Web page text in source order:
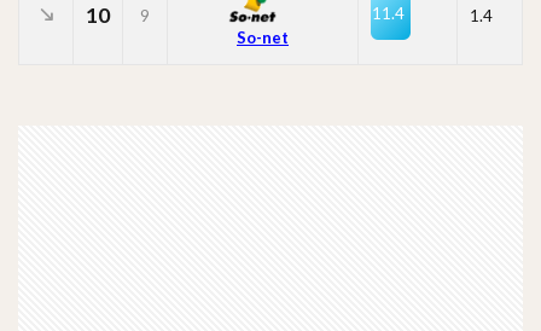
10
9
So-net
11.4 1.4